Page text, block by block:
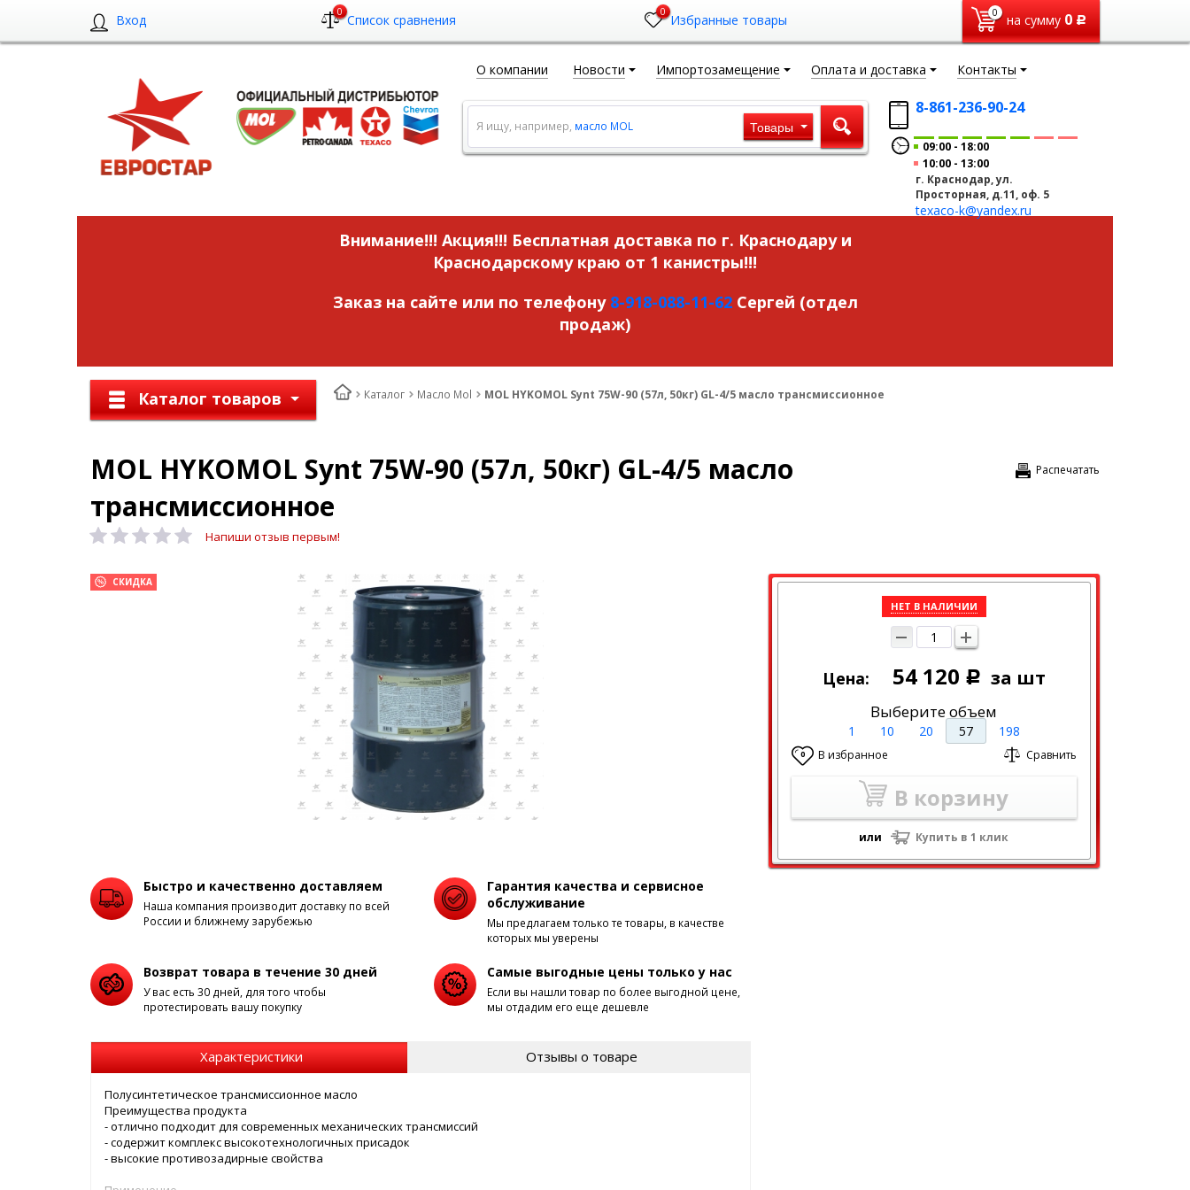
Вход 0 Список сравнения 0 Избранные товары 0 на сумму 0 Р
О компании Новости Импортозамещение Оплата и доставка Контакты
8-861-236-90-24
09:00
18:00
10:00
13:00
г. Краснодар, ул.
Просторная, д.11, оф. 5
texaco-k@yandex.ru
Я ищу, например, масло MOL Товары
Внимание!!! Акция!!! Бесплатная доставка по г. Краснодару и
Краснодарскому краю от 1 канистры!!!
Заказ на сайте или по телефону 8-918-088-11-62Сергей (отдел
продаж)
Каталог товаров Каталог Масло Mol MOL HYKOMOL Synt 75W-90 (57л, 50кг) GL-4/5 масло трансмиссионное
Распечатать
MOL HYKOMOL Synt 75W-90 (57л, 50кг) GL-4/5 масло
трансмиссионное
Напиши отзыв первым!
СКИДКА
НЕТ В НАЛИЧИИ
Цена: 54 120 Р за шт
Выберите объем
1 10 20 57 198
0 В избранное Сравнить
В корзину
или Купить в 1 клик
Быстро и качественно доставляем
Наша компания производит доставку по всей
России и ближнему зарубежью
Гарантия качества и сервисное
обслуживание
Мы предлагаем только те товары, в качестве
которых мы уверены
Возврат товара в течение 30 дней
У вас есть 30 дней, для того чтобы
протестировать вашу покупку
Самые выгодные цены только у нас
Если вы нашли товар по более выгодной цене,
мы отдадим его еще дешевле
Характеристики Отзывы о товаре
Полусинтетическое трансмиссионное масло
Преимущества продукта
- отлично подходит для современных механических трансмиссий
- содержит комплекс высокотехнологичных присадок
- высокие противозадирные свойства